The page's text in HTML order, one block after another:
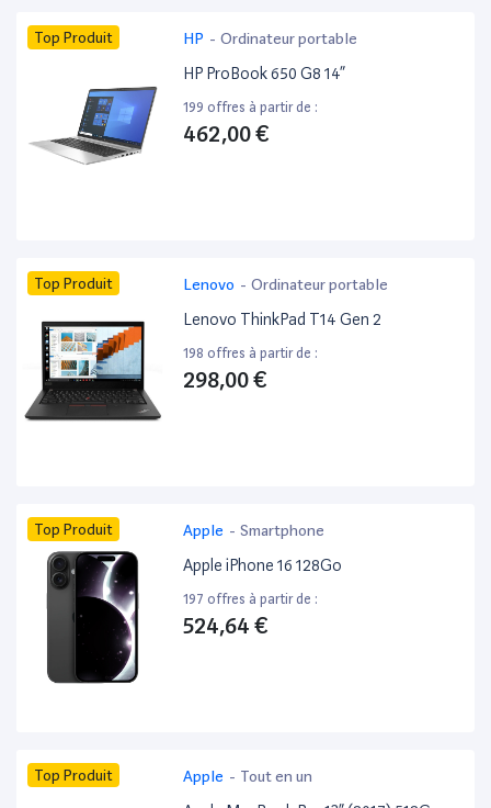
Top Produit HP - Ordinateur portable
HP ProBook 650 G8 14”
199 offres à partir de :
462,00 €
Top Produit Lenovo - Ordinateur portable
Lenovo ThinkPad T14 Gen 2
198 offres à partir de :
298,00 €
Top Produit Apple - Smartphone
Apple iPhone 16 128Go
197 offres à partir de :
524,64 €
Top Produit Apple - Tout en un